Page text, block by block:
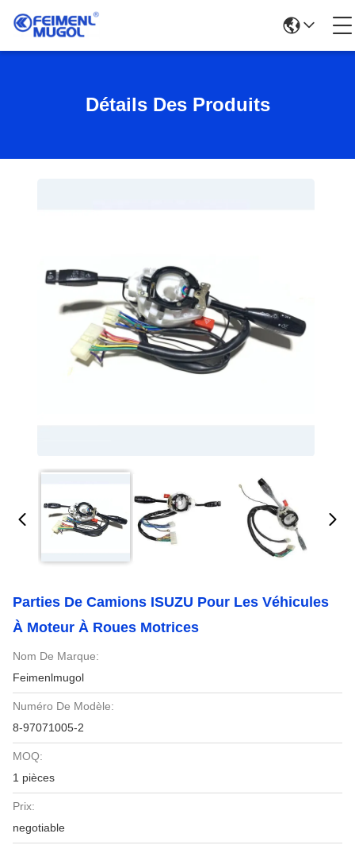
Détails Des Produits
Parties De Camions ISUZU Pour Les Véhicules
À Moteur À Roues Motrices
Nom De Marque:
Feimenlmugol
Numéro De Modèle:
8-97071005-2
MOQ:
1 pièces
Prix:
negotiable